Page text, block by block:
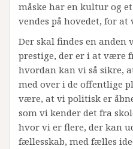
måske har en kultur og
vendes på hovedet, for
Der skal findes en anden
prestige, der er i at være
hvordan kan vi så sikre,
med over i de offentlige
være, at vi politisk er
som vi kender det fra
hvor vi er flere, der kan
fællesskab, med fælles